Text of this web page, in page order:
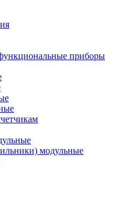
приборы
модульные